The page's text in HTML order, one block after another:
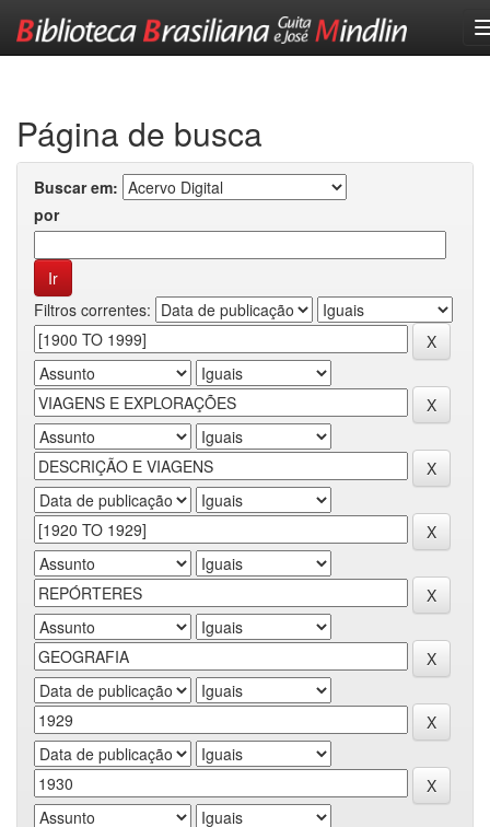
Página de busca
Buscar em:
por
Filtros correntes: